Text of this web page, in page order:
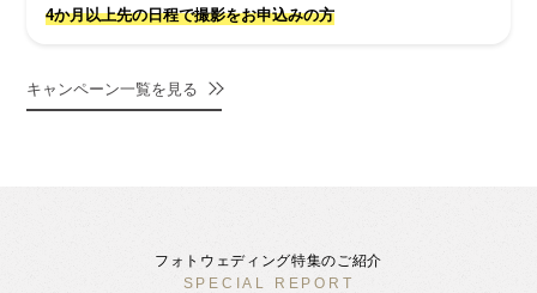
4か月以上先の日程で撮影をお申込みの方
キャンペーン一覧を見る
フォトウェディング特集のご紹介
SPECIAL REPORT